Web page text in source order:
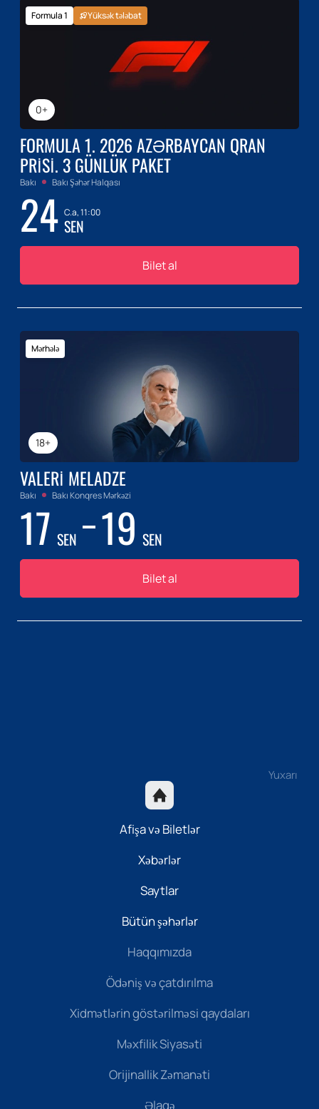
0+
Formula 1 Yüksək tələbat
FORMULA 1. 2026 AZƏRBAYCAN QRAN
PRISI. 3 GÜNLÜK PAKET
Bakı Bakı Şəhər Halqası
24 C.a, 11:00
SEN
Bilet al
18+
Mərhələ
VALERI MELADZE
Bakı Bakı Konqres Mərkəzi
17 SEN 19 SEN
Bilet al
Yuxarı
Afişa və Biletlər
Xəbərlər
Saytlar
Bütün şəhərlər
Haqqımızda
Ödəniş və çatdırılma
Xidmətlərin göstərilməsi qaydaları
Məxfilik Siyasəti
Orijinallik Zəmanəti
Əlaqə